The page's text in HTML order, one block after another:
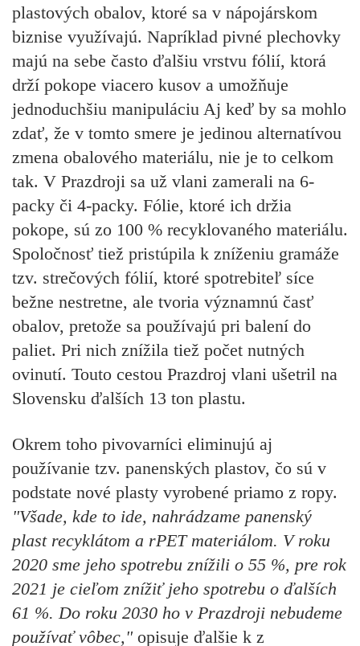
plastových obalov, ktoré sa v nápojárskom
biznise využívajú. Napríklad pivné plechovky
majú na sebe často ďalšiu vrstvu fólií, ktorá
drží pokope viacero kusov a umožňuje
jednoduchšiu manipuláciu Aj keď by sa mohlo
zdať, že v tomto smere je jedinou alternatívou
zmena obalového materiálu, nie je to celkom
tak. V Prazdroji sa už vlani zamerali na 6-
packy či 4-packy. Fólie, ktoré ich držia
pokope, sú zo 100 % recyklovaného materiálu.
Spoločnosť tiež pristúpila k zníženiu gramáže
tzv. strečových fólií, ktoré spotrebiteľ síce
bežne nestretne, ale tvoria významnú časť
obalov, pretože sa používajú pri balení do
paliet. Pri nich znížila tiež počet nutných
ovinutí. Touto cestou Prazdroj vlani ušetril na
Slovensku ďalších 13 ton plastu.
Okrem toho pivovarníci eliminujú aj
používanie tzv. panenských plastov, čo sú v
podstate nové plasty vyrobené priamo z ropy.
"Všade, kde to ide, nahrádzame panenský
plast recyklátom a rPET materiálom. V roku
2020 sme jeho spotrebu znížili o 55 %, pre rok
2021 je cieľom znížiť jeho spotrebu o ďalších
61 %. Do roku 2030 ho v Prazdroji nebudeme
používať vôbec,"opisuje ďalšie k z